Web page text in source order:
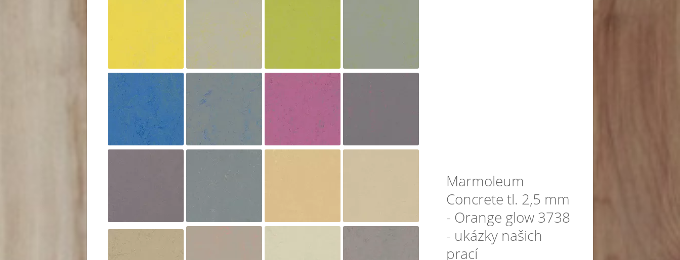
Marmoleum
Concrete tl. 2,5 mm
- Orange glow 3738
- ukázky našich
prací